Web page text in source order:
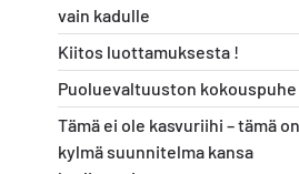
vain kadulle
Kiitos luottamuksesta !
Puoluevaltuuston kokouspuhe
Tämä ei ole kasvuriihi – tämä on
kylmä suunnitelma kansa